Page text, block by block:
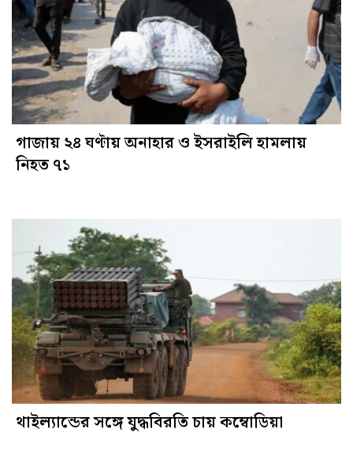
গাজায় ২৪ ঘণ্টায় অনাহার ও ইসরাইলি হামলায়
নিহত ৭১
থাইল্যান্ডের সঙ্গে যুদ্ধবিরতি চায় কম্বোডিয়া